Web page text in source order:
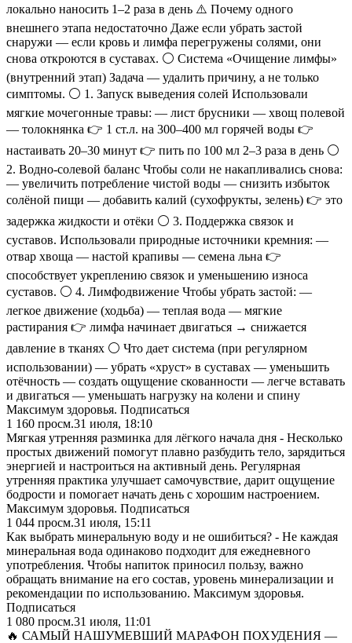
локально наносить 1–2 раза в день ⚠️ Почему одного
внешнего этапа недостаточно Даже если убрать застой
снаружи — если кровь и лимфа перегружены солями, они
снова откроются в суставах. ⚪️ Система «Очищение лимфы»
(внутренний этап) Задача — удалить причину, а не только
симптомы. ⚪️ 1. Запуск выведения солей Использовали
мягкие мочегонные травы: — лист брусники — хвощ полевой
— толокнянка 👉 1 ст.л. на 300–400 мл горячей воды 👉
настаивать 20–30 минут 👉 пить по 100 мл 2–3 раза в день ⚪️
2. Водно-солевой баланс Чтобы соли не накапливались снова:
— увеличить потребление чистой воды — снизить избыток
солёной пищи — добавить калий (сухофрукты, зелень) 👉 это
задержка жидкости и отёки ⚪️ 3. Поддержка связок и
суставов. Использовали природные источники кремния: —
отвар хвоща — настой крапивы — семена льна 👉
способствует укреплению связок и уменьшению износа
суставов. ⚪️ 4. Лимфодвижение Чтобы убрать застой: —
легкое движение (ходьба) — теплая вода — мягкие
растирания 👉 лимфа начинает двигаться → снижается
давление в тканях ⚪️ Что дает система (при регулярном
использовании) — убрать «хруст» в суставах — уменьшить
отёчность — создать ощущение скованности — легче вставать
и двигаться — уменьшать нагрузку на колени и спину
Максимум здоровья. Подписаться
1 160 просм.31 июля, 18:10
Мягкая утренняя разминка для лёгкого начала дня - Несколько
простых движений помогут плавно разбудить тело, зарядиться
энергией и настроиться на активный день. Регулярная
утренняя практика улучшает самочувствие, дарит ощущение
бодрости и помогает начать день с хорошим настроением.
Максимум здоровья. Подписаться
1 044 просм.31 июля, 15:11
Как выбрать минеральную воду и не ошибиться? - Не каждая
минеральная вода одинаково подходит для ежедневного
употребления. Чтобы напиток приносил пользу, важно
обращать внимание на его состав, уровень минерализации и
рекомендации по использованию. Максимум здоровья.
Подписаться
1 080 просм.31 июля, 11:01
🔥 САМЫЙ НАШУМЕВШИЙ МАРАФОН ПОХУДЕНИЯ —